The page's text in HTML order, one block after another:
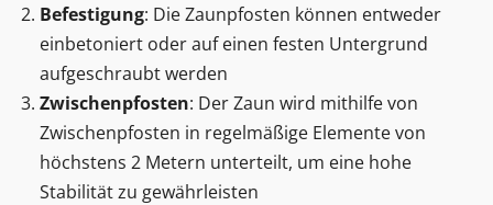
Befestigung: Die Zaunpfosten können entweder
einbetoniert oder auf einen festen Untergrund
aufgeschraubt werden
Zwischenpfosten: Der Zaun wird mithilfe von
Zwischenpfosten in regelmäßige Elemente von
höchstens 2 Metern unterteilt, um eine hohe
Stabilität zu gewährleisten